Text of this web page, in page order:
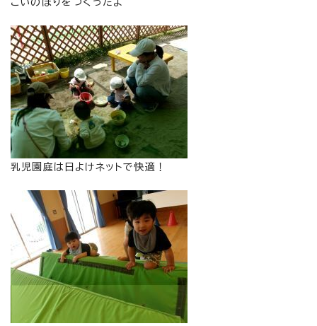
こいのぼりをつくったよ
乳児園庭は日よけネットで快適！